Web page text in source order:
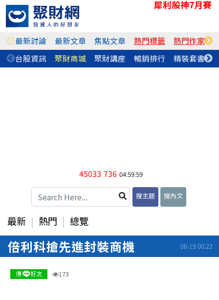
犀利股神7月賽
最新討論 最新文章 焦點文章 熱門標籤 熱門作家
台股資訊
聚財商城 聚財講座 暢銷排行 精裝套書
45033 736 04:59:59
搜主題 搜內文
最新 熱門 總覽
倍利科搶先進封裝商機 06-19 00:22
173